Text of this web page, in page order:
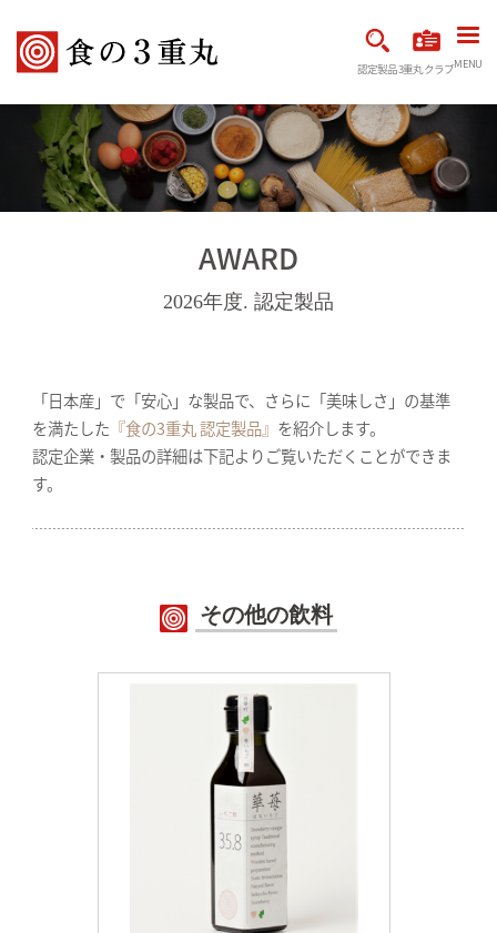
認定製品3重丸クラブMENU
AWARD
2026年度. 認定製品
「日本産」で「安心」な製品で、さらに「美味しさ」の基準
を満たした 『食の3重丸 認定製品』 を紹介します。
認定企業・製品の詳細は下記よりご覧いただくことができま
す。
その他の飲料